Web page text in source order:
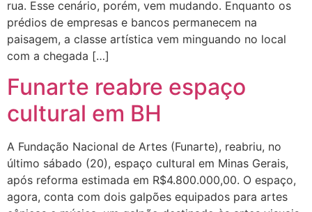
rua. Esse cenário, porém, vem mudando. Enquanto os
prédios de empresas e bancos permanecem na
paisagem, a classe artística vem minguando no local
com a chegada […]
Funarte reabre espaço
cultural em BH
A Fundação Nacional de Artes (Funarte), reabriu, no
último sábado (20), espaço cultural em Minas Gerais,
após reforma estimada em R$4.800.000,00. O espaço,
agora, conta com dois galpões equipados para artes